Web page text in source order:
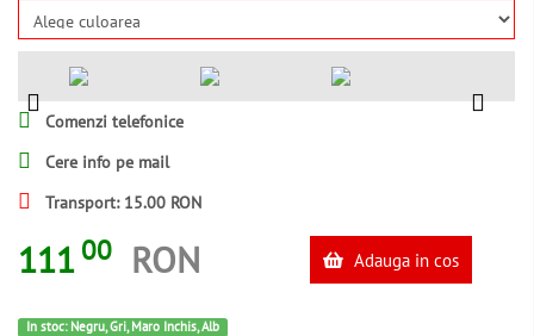
Comenzi telefonice
Cere info pe mail
Transport: 15.00 RON
111 00 RON Adauga in cos
In stoc: Negru, Gri, Maro Inchis, Alb